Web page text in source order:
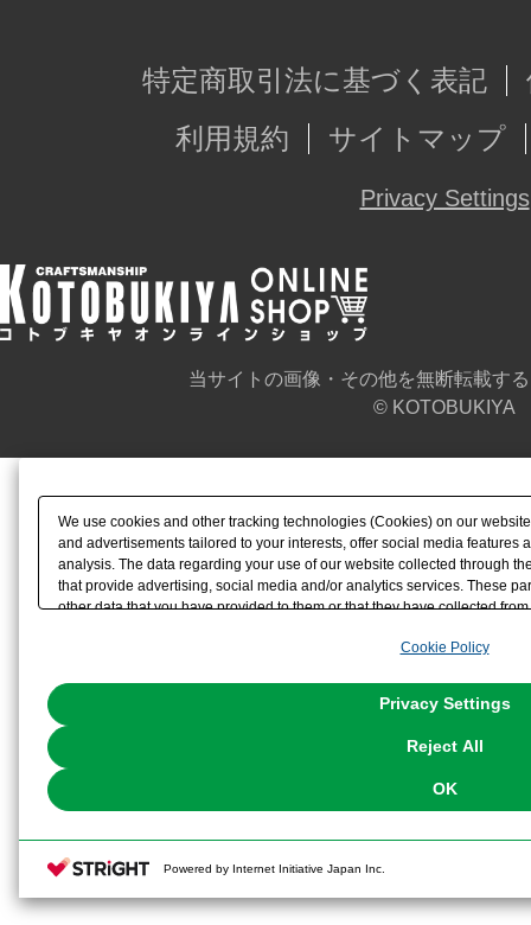
特定商取引法に基づく表記
利用規約
サイトマップ
Privacy Settings
当サイトの画像・その他を無断転載す
© KOTOBUKIYA
We use cookies and other tracking technologies (Cookies) on our
and advertisements tailored to your interests, offer social media features
analysis. The data regarding your use of our website collected through
that provide advertising, social media and/or analytics services. These
other data that you have provided to them or that they have collected
the use of all Cookies except for Strictly Necessary Cookies, please
You can change your consent or rejection settings at any time via
Cookie Policy
Privacy Settings
Reject All
OK
Powered by Internet Initiative Japan Inc.